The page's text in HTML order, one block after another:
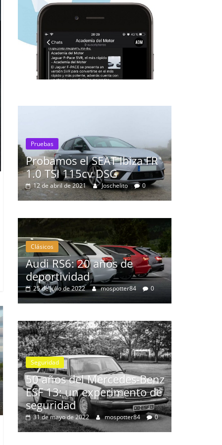
Ibiza FR
0
Pruebas
Probamos el Mercedes-Benz
A200d
de
Clásicos
BMW Serie 7: lujo desde
1977
Benz
de
Seguridad Vídeo
El Mazda CX-5 2022 logra la
máxima nota en las pruebas
de seguridad del IIHS
11 de noviembre de 2021